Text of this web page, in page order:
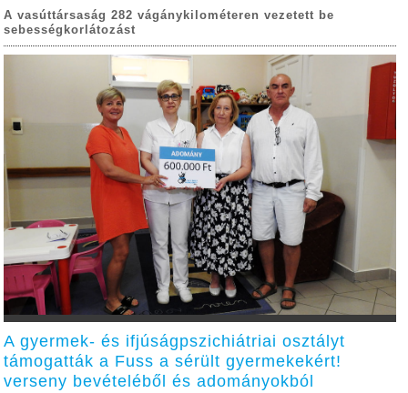
A vasúttársaság 282 vágánykilométeren vezetett be
sebességkorlátozást
A gyermek- és ifjúságpszichiátriai osztályt
támogatták a Fuss a sérült gyermekekért!
verseny bevételéből és adományokból